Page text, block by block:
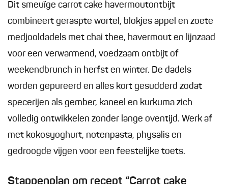
Dit smeuïge carrot cake havermoutontbijt
combineert geraspte wortel, blokjes appel en zoete
medjooldadels met chai thee, havermout en lijnzaad
voor een verwarmend, voedzaam ontbijt of
weekendbrunch in herfst en winter. De dadels
worden gepureerd en alles kort gesudderd zodat
specerijen als gember, kaneel en kurkuma zich
volledig ontwikkelen zonder lange oventijd. Werk af
met kokosyoghurt, notenpasta, physalis en
gedroogde vijgen voor een feestelijke toets.
Stappenplan om recept “Carrot cake